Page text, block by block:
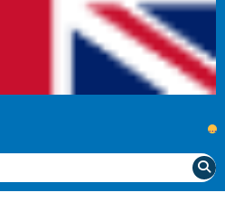
...